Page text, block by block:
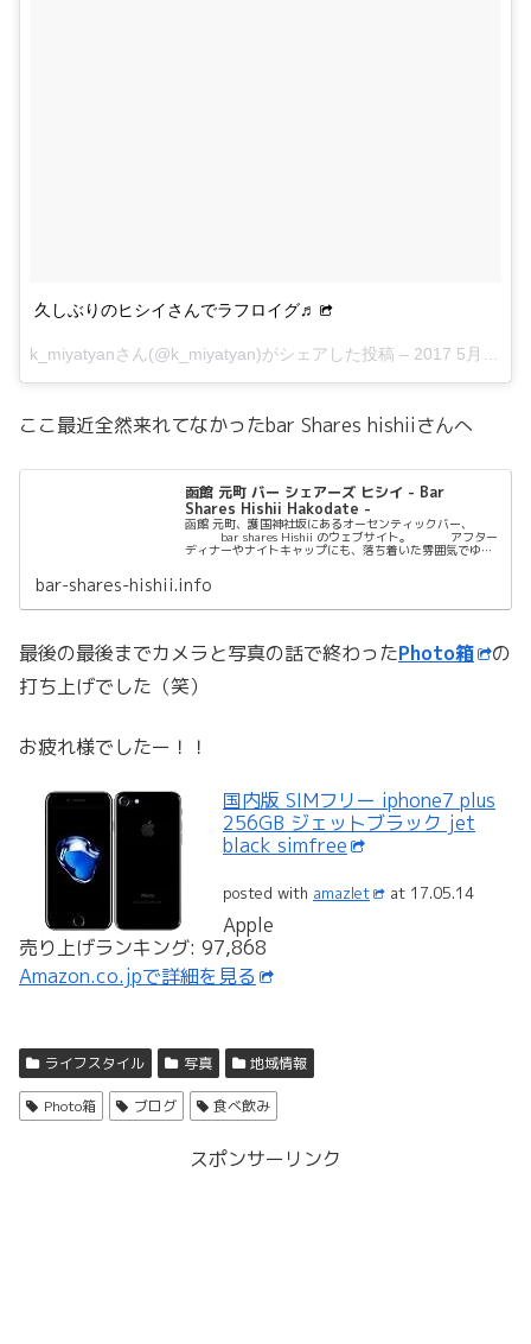
久しぶりのヒシイさんでラフロイグ♬
k_miyatyanさん(@k_miyatyan)がシェアした投稿 – 2017 5月 13 4:42午前 PDT
ここ最近全然来れてなかったbar Shares hishiiさんへ
函館 元町 バー シェアーズ ヒシイ - Bar
Shares Hishii Hakodate -
函館 元町、護国神社坂にあるオーセンティックバー、
bar shares Hishii のウェブサイト。 アフター
ディナーやナイトキャップにも、落ち着いた雰囲気でゆっ
...
bar-shares-hishii.info
最後の最後までカメラと写真の話で終わったPhoto箱
の
打ち上げでした（笑）
お疲れ様でしたー！！
国内版 SIMフリー iphone7 plus
256GB ジェットブラック jet
black simfree
posted with amazlet at 17.05.14
Apple
売り上げランキング: 97,868
Amazon.co.jpで詳細を見る
ライフスタイル 写真 地域情報
Photo箱 ブログ 食べ飲み
スポンサーリンク